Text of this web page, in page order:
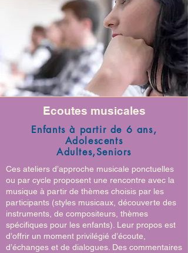
Ecoutes musicales
Enfants à partir de 6 ans,
Adolescents
Adultes,Seniors
Ces ateliers d’approche musicale ponctuelles
ou par cycle proposent une rencontre avec la
musique à partir de thèmes choisis par les
participants (styles musicaux, découverte des
instruments, de compositeurs, thèmes
spécifiques pour les enfants). Leur propos est
d’offrir un moment privilégié d’écoute,
d’échanges et de dialogues. Des commentaires